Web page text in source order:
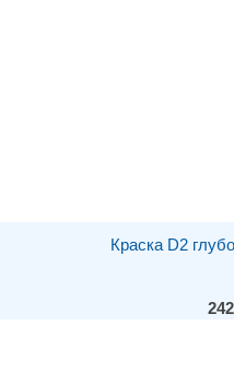
Краска D2